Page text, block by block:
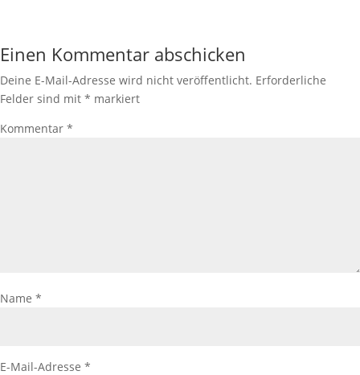
Einen Kommentar abschicken
Deine E-Mail-Adresse wird nicht veröffentlicht. Erforderliche
Felder sind mit * markiert
Kommentar *
Name *
E-Mail-Adresse *